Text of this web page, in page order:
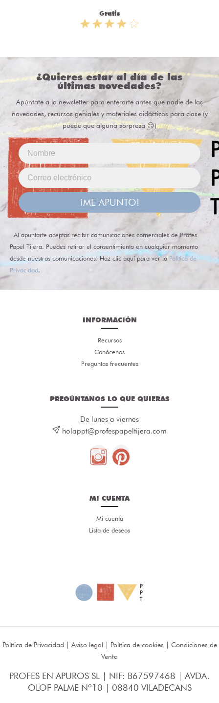
Gratis
¿Quieres estar al día de las
últimas novedades?
Apúntate a la newsletter para enterarte antes que nadie de las
novedades, recursos geniales y materiales didácticos para clase (y
puede que alguna sorpresa 😏)
¡ME APUNTO!
Al apuntarte aceptas recibir comunicaciones comerciales de Profes
Papel Tijera. Puedes retirar el consentimiento en cualquier momento
desde nuestras comunicaciones. Haz clic aquí para ver la Política de
Privacidad.
INFORMACIÓN
Recursos
Conócenos
Preguntas frecuentes
PREGÚNTANOS LO QUE QUIERAS
De lunes a viernes
holappt@profespapeltijera.com
MI CUENTA
Mi cuenta
Lista de deseos
Política de Privacidad | Aviso legal| Política de cookies | Condiciones de
Venta
PROFES EN APUROS SL | NIF: B67597468 | AVDA.
OLOF PALME Nº10 | 08840 VILADECANS